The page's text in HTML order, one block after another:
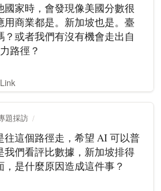
國家時，會發現像美國分數很
用商業都是。新加坡也是。臺
或者我們有沒有機會走出自
路徑？
Link
題採訪
往這個路徑走，希望 AI 可以普
我們看評比數據，新加坡排得
是什麼原因造成這件事？